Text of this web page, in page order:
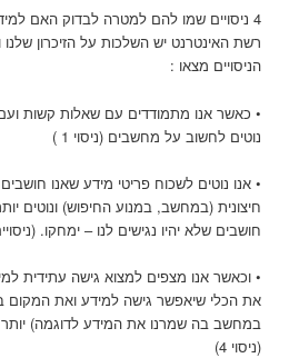
4 ניסויים שמו להם למטרה לבדוק האם
רשת האינטרנט יש השלכות על הזיכרון שלנו
הניסויים מצאו :
• כאשר אנו מתמודדים עם שאלות קשות
נוטים לחשוב על מחשבים (ניסוי 1 )
• אנו נוטים לשכוח פריטי מידע שאנו
חיצונית (במחשב, במנוע החיפוש) ונוטים
חושבים שלא יהיו נגישים לנו – ימחקו. (ניסויים 2
• וכאשר אנו מצפים למצוא גישה עתידית
את הכלי שיאפשר גישה למידע ואת המקום
במחשב בה שמרנו את המידע לדוגמה)
(ניסוי 4)